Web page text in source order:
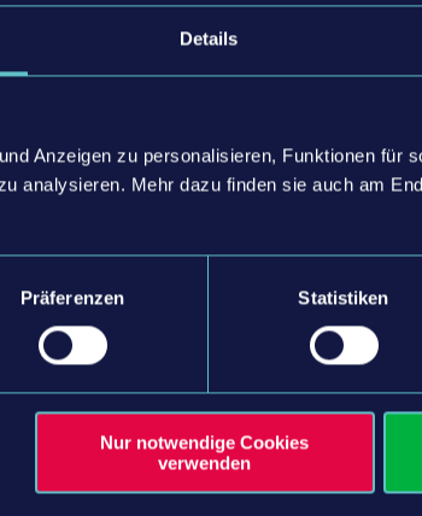
Details
Anzeigen zu personalisieren, Funktionen für
analysieren. Mehr dazu finden sie auch am
Präferenzen Statistiken
Nur notwendige Cookies
verwenden
setzte astragon durch die Unterstützung des
schafft einen sicheren Ort für queere
Jugendzentrum ein vielfältiges Programm zur
zu ermöglichen. Denn ob allein oder gemeinsam
überzeugt, dass Videospiele verbinden und
unbeachtet von Orientierung, Geschlecht
miteinander in Verbindung stehen, sowie neue Leute
Dank und Anerkennung gehen an das gesamte
die Gesellschaft leisten.“, kommentiert Julia Pfiffer,